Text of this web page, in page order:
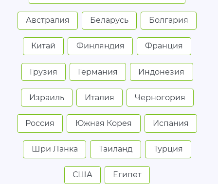
Австралия Беларусь Болгария
Китай Финляндия Франция
Грузия Германия Индонезия
Израиль Италия Черногория
Россия Южная Корея Испания
Шри Ланка Таиланд Турция
США Египет